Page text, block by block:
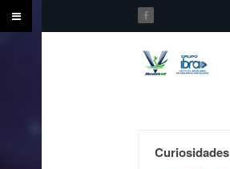
Curiosidades